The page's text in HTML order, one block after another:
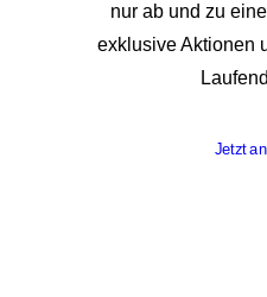
nur ab und zu
exklusive Aktionen
Jetzt